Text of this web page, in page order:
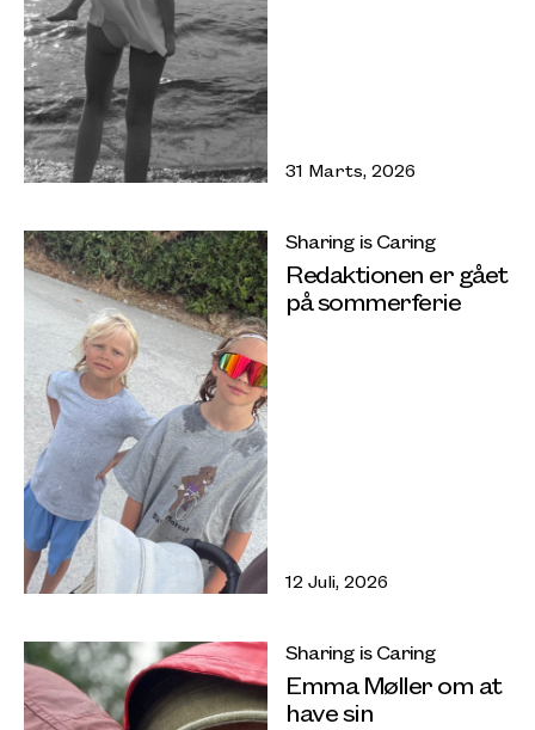
31 Marts, 2026
Sharing is Caring
Redaktionen er gået
på sommerferie
12 Juli, 2026
Sharing is Caring
Emma Møller om at
have sin